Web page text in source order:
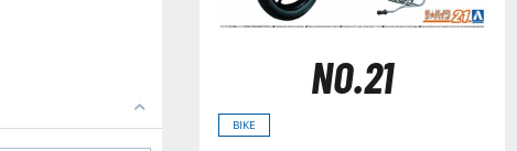
NO.21
BIKE